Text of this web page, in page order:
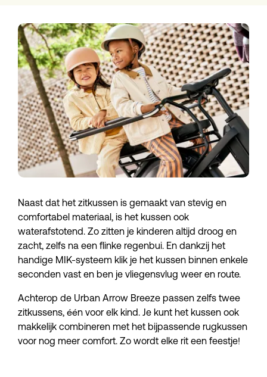
Naast dat het zitkussen is gemaakt van stevig en
comfortabel materiaal, is het kussen ook
waterafstotend. Zo zitten je kinderen altijd droog en
zacht, zelfs na een flinke regenbui. En dankzij het
handige MIK-systeem klik je het kussen binnen enkele
seconden vast en ben je vliegensvlug weer en route.
Achterop de Urban Arrow Breeze passen zelfs twee
zitkussens, één voor elk kind. Je kunt het kussen ook
makkelijk combineren met het bijpassende rugkussen
voor nog meer comfort. Zo wordt elke rit een feestje!